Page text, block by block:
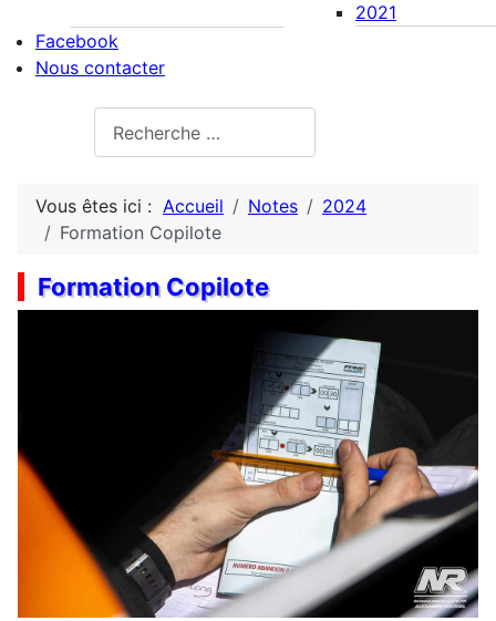
2021
Facebook
Nous contacter
Vous êtes ici : Accueil Notes
2024
Formation Copilote
Formation Copilote